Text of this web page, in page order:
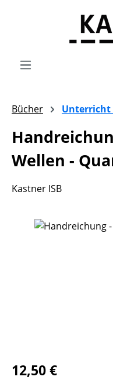
Zum Hauptinhalt
Bücher Unterricht
Wellen -
Kastner ISB
Bildergalerie
Regulärer Preis:
12,50 €